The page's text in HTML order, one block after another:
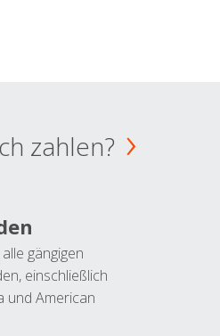
zahlen?
gängigen
einschließlich
und American